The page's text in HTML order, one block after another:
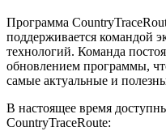
Программа
поддерживается командой
технологий. Команда
обновлением программы,
самые актуальные и
В настоящее время
CountryTraceRoute: